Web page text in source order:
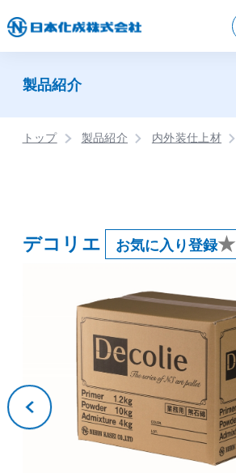
製品紹介
トップ 製品紹介 内外装仕上材
デコリエ お気に入り登録★